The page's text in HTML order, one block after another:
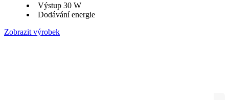
Výstup 30 W
Dodávání energie
Zobrazit výrobek